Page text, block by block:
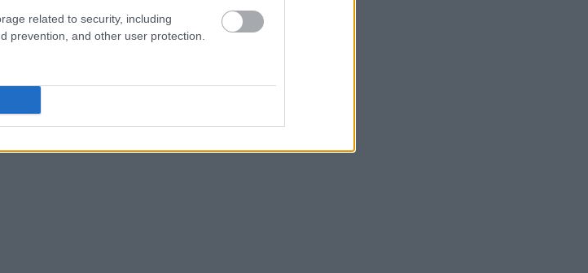
related to security, including
prevention, and other user protection.
στα 23.341